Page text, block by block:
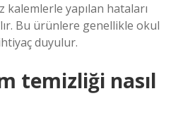
yapılan hataları
Bu ürünlere genellikle okul
duyulur.
temizliği nasıl